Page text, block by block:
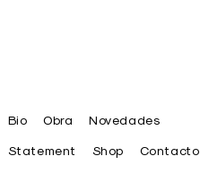
Bio Obra Novedades
Statement Shop Contacto